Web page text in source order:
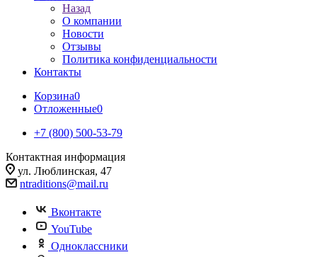
Назад
О компании
Новости
Отзывы
Политика конфиденциальности
Контакты
Корзина0
Отложенные0
+7 (800) 500-53-79
Контактная информация
ул. Люблинская, 47
ntraditions@mail.ru
Вконтакте
YouTube
Одноклассники